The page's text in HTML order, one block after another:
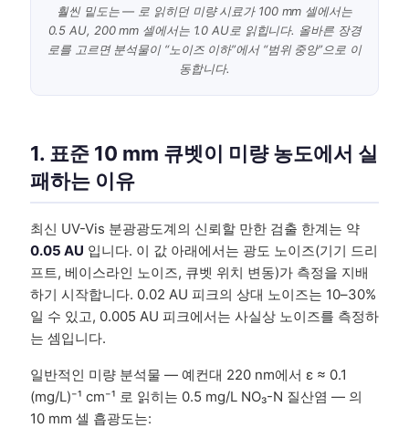
훨씬 밑도는 — 로 읽히던 미량 시료가 100 mm 셀에서는
0.5 AU, 200 mm 셀에서는 1.0 AU로 읽힙니다. 올바른 장경
로를 고르면 분석물이 “노이즈 이하”에서 “범위 중앙”으로 이
동합니다.
1. 표준 10 mm 큐벳이 미량 농도에서 실
패하는 이유
최신 UV-Vis 분광광도계의 신뢰할 만한 검출 한계는 약
0.05 AU 입니다. 이 값 아래에서는 광도 노이즈(기기 드리
프트, 베이스라인 노이즈, 큐벳 위치 변동)가 측정을 지배
하기 시작합니다. 0.02 AU 피크의 상대 노이즈는 10–30%
일 수 있고, 0.005 AU 피크에서는 사실상 노이즈를 측정하
는 셈입니다.
일반적인 미량 분석물 — 예컨대 220 nm에서 ε ≈ 0.1
(mg/L)⁻¹ cm⁻¹ 로 읽히는 0.5 mg/L NO₃-N 질산염 — 의
10 mm 셀 흡광도는: